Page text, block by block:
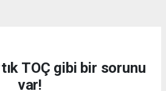
TOÇ gibi bir sorunu
var!